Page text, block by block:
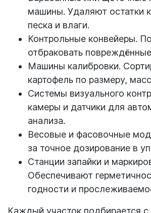
машины. Удаляют остатки
песка и влаги.
Контрольные конвейеры.
отбраковать
Машины калибровки.
картофель по размеру,
Системы визуального
камеры и датчики для
анализа.
Весовые и фасовочные
за точное дозирование в
Станции запайки и
Обеспечивают
годности и
Каждый участок подбирается с